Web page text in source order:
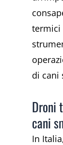
termici
di cani
Droni
cani
In